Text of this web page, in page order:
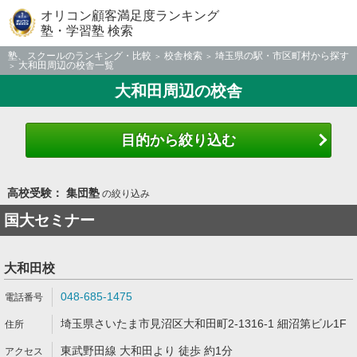
オリコン顧客満足度ランキング
塾・学習塾 検索
塾、スクールのランキング・比較 校舎検索
埼玉県の駅・市区町村から探す
大和田周辺の校舎一覧
大和田周辺の校舎
目的から絞り込む
高校受験： 集団塾の絞り込み
国大セミナー
大和田校
048-685-1475
埼玉県さいたま市見沼区大和田町2-1316-1 細沼第ビル1F
東武野田線 大和田より 徒歩 約1分